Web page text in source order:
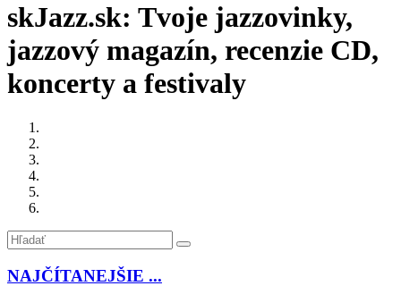
skJazz.sk: Tvoje jazzovinky,
jazzový magazín, recenzie CD,
koncerty a festivaly
NAJČÍTANEJŠIE ...